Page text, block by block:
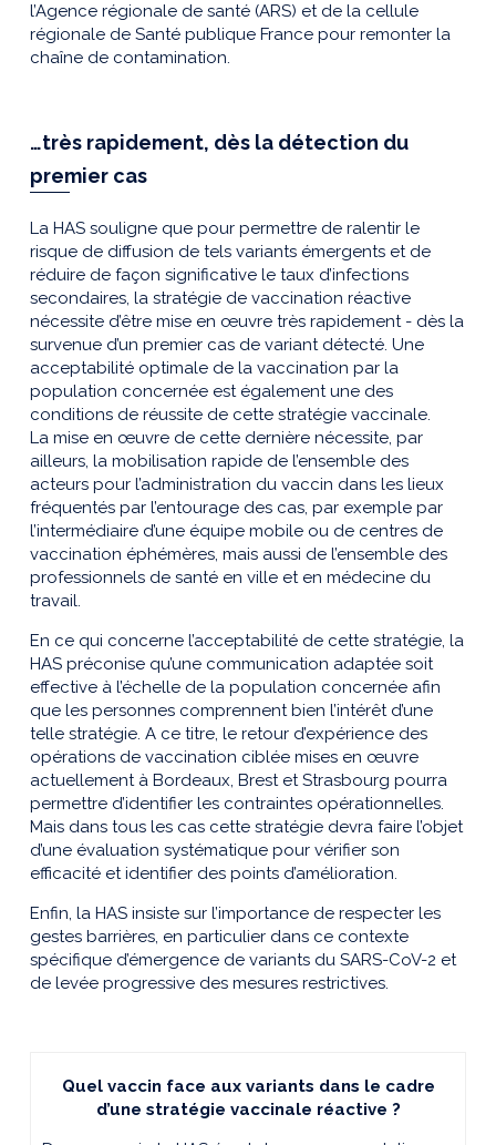
l’Agence régionale de santé (ARS) et de la cellule
régionale de Santé publique France pour remonter la
chaîne de contamination.
…très rapidement, dès la détection du
premier cas
La HAS souligne que pour permettre de ralentir le
risque de diffusion de tels variants émergents et de
réduire de façon significative le taux d’infections
secondaires, la stratégie de vaccination réactive
nécessite d’être mise en œuvre très rapidement - dès la
survenue d’un premier cas de variant détecté. Une
acceptabilité optimale de la vaccination par la
population concernée est également une des
conditions de réussite de cette stratégie vaccinale.
La mise en œuvre de cette dernière nécessite, par
ailleurs, la mobilisation rapide de l’ensemble des
acteurs pour l’administration du vaccin dans les lieux
fréquentés par l’entourage des cas, par exemple par
l’intermédiaire d’une équipe mobile ou de centres de
vaccination éphémères, mais aussi de l’ensemble des
professionnels de santé en ville et en médecine du
travail.
En ce qui concerne l’acceptabilité de cette stratégie, la
HAS préconise qu’une communication adaptée soit
effective à l’échelle de la population concernée afin
que les personnes comprennent bien l’intérêt d’une
telle stratégie. A ce titre, le retour d’expérience des
opérations de vaccination ciblée mises en œuvre
actuellement à Bordeaux, Brest et Strasbourg pourra
permettre d’identifier les contraintes opérationnelles.
Mais dans tous les cas cette stratégie devra faire l’objet
d’une évaluation systématique pour vérifier son
efficacité et identifier des points d’amélioration.
Enfin, la HAS insiste sur l’importance de respecter les
gestes barrières, en particulier dans ce contexte
spécifique d’émergence de variants du SARS-CoV-2 et
de levée progressive des mesures restrictives.
Quel vaccin face aux variants dans le cadre
d’une stratégie vaccinale réactive ?